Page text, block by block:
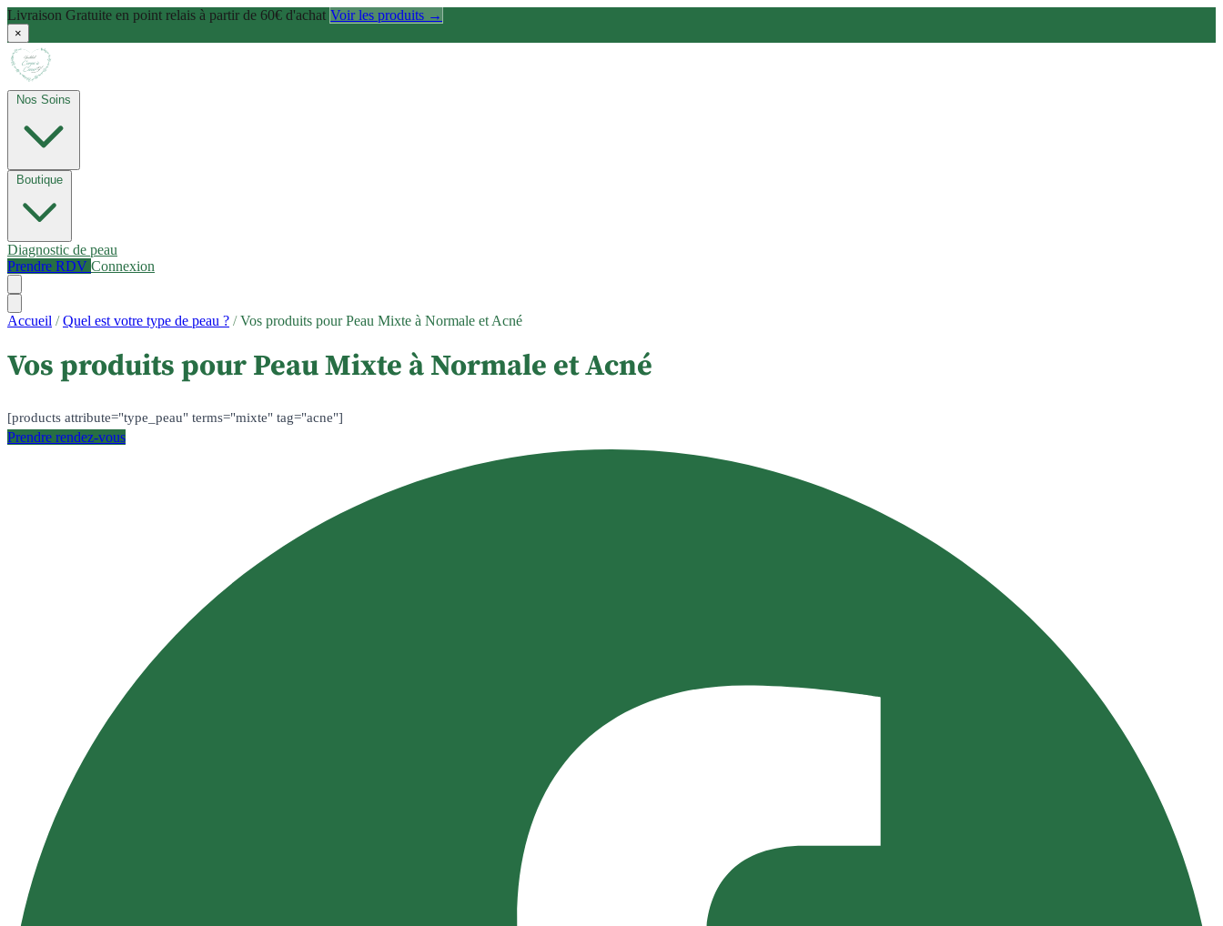
Livraison Gratuite en point relais à partir de 60€ d'achat Voir les produits →
×
Nos Soins
Boutique
Diagnostic de peau
Prendre RDV Connexion
Accueil / Quel est votre type de peau ? / Vos produits pour Peau Mixte à Normale et Acné
Vos produits pour Peau Mixte à Normale et Acné
[products attribute="type_peau" terms="mixte" tag="acne"]
Prendre rendez-vous